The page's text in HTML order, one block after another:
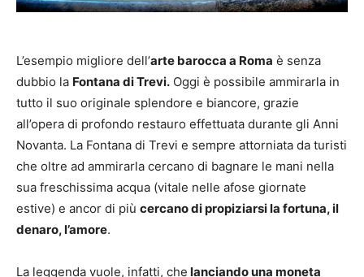
L’esempio migliore dell’arte barocca a Roma è senza
dubbio la Fontana di Trevi. Oggi è possibile ammirarla in
tutto il suo originale splendore e biancore, grazie
all’opera di profondo restauro effettuata durante gli Anni
Novanta. La Fontana di Trevi e sempre attorniata da turisti
che oltre ad ammirarla cercano di bagnare le mani nella
sua freschissima acqua (vitale nelle afose giornate
estive) e ancor di più cercano di propiziarsi la fortuna, il
denaro, l’amore.
La leggenda vuole, infatti, che lanciando una moneta